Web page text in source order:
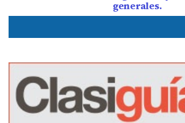
generales.